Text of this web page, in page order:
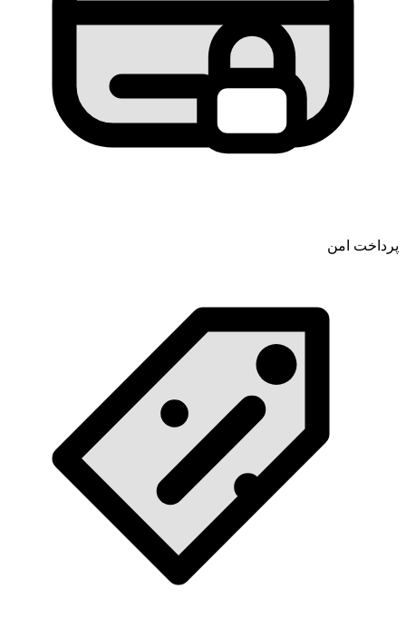
پرداخت امن